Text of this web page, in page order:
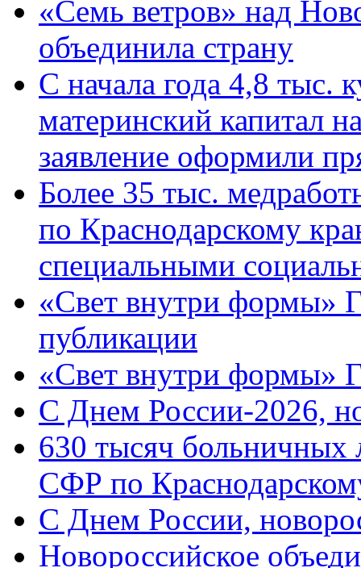
«Семь ветров» над
объединила страну
С начала года 4,8 тыс.
материнский капитал
заявление оформили
Более 35 тыс.
по Краснодарскому
специальными
«Свет внутри формы»
публикации
«Свет внутри формы»
C Днем России-2026,
630 тысяч больничных
СФР по
C Днем России,
Новороссийское